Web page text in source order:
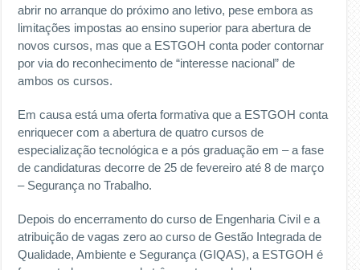
abrir no arranque do próximo ano letivo, pese embora as
limitações impostas ao ensino superior para abertura de
novos cursos, mas que a ESTGOH conta poder contornar
por via do reconhecimento de “interesse nacional” de
ambos os cursos.
Em causa está uma oferta formativa que a ESTGOH conta
enriquecer com a abertura de quatro cursos de
especialização tecnológica e a pós graduação em – a fase
de candidaturas decorre de 25 de fevereiro até 8 de março
– Segurança no Trabalho.
Depois do encerramento do curso de Engenharia Civil e a
atribuição de vagas zero ao curso de Gestão Integrada de
Qualidade, Ambiente e Segurança (GIQAS), a ESTGOH é